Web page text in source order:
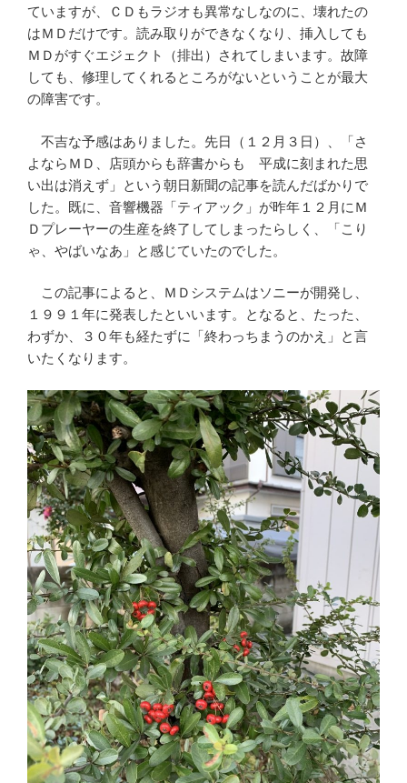
ていますが、ＣＤもラジオも異常なしなのに、壊れたの
はＭＤだけです。読み取りができなくなり、挿入しても
ＭＤがすぐエジェクト（排出）されてしまいます。故障
しても、修理してくれるところがないということが最大
の障害です。
不吉な予感はありました。先日（１２月３日）、「さ
よならＭＤ、店頭からも辞書からも 平成に刻まれた思
い出は消えず」という朝日新聞の記事を読んだばかりで
した。既に、音響機器「ティアック」が昨年１２月にＭ
Ｄプレーヤーの生産を終了してしまったらしく、「こり
ゃ、やばいなあ」と感じていたのでした。
この記事によると、ＭＤシステムはソニーが開発し、
１９９１年に発表したといいます。となると、たった、
わずか、３０年も経たずに「終わっちまうのかえ」と言
いたくなります。